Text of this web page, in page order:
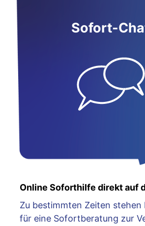
Sofort-
Online Soforthilfe direkt auf
Zu bestimmten Zeiten stehen
für eine Sofortberatung zur